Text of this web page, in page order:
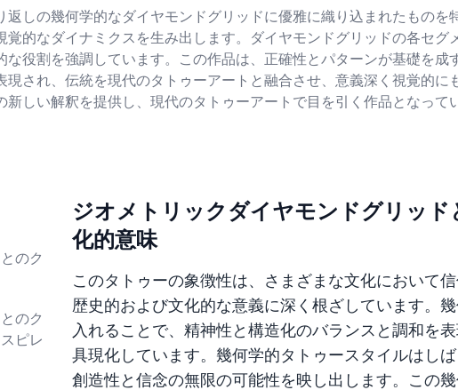
しの幾何学的なダイヤモンドグリッドに優雅に織り込まれたもの
的なダイナミクスを生み出します。ダイヤモンドグリッドの各セ
役割を強調しています。この作品は、正確性とパターンが基礎を成
され、伝統を現代のタトゥーアートと融合させ、意義深く視覚的
しい解釈を提供し、現代のタトゥーアートで目を引く作品となって
のク
のク
ピレ
ジオメトリックダイヤモンドグリッ
化的意味
このタトゥーの象徴性は、さまざまな文化において
歴史的および文化的な意義に深く根ざしています。
入れることで、精神性と構造化のバランスと調和を
具現化しています。幾何学的タトゥースタイルはし
創造性と信念の無限の可能性を映し出します。この